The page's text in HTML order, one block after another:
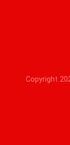
Copyright